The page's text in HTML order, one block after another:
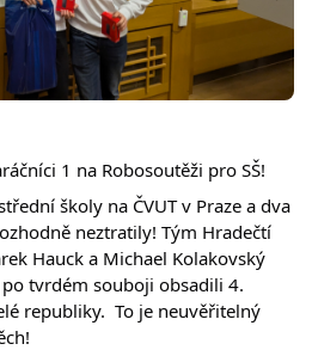
1 na Robosoutěži pro SŠ!
školy na ČVUT v Praze a dva
neztratily! Tým Hradečtí
Hauck a Michael Kolakovský
tvrdém souboji obsadili 4.
republiky.  To je neuvěřitelný